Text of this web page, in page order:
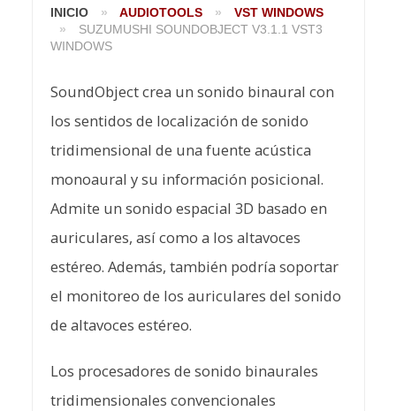
INICIO » AUDIOTOOLS »
VST WINDOWS
»
SUZUMUSHI SOUNDOBJECT V3.1.1 VST3
WINDOWS
SoundObject crea un sonido binaural con
los sentidos de localización de sonido
tridimensional de una fuente acústica
monoaural y su información posicional.
Admite un sonido espacial 3D basado en
auriculares, así como a los altavoces
estéreo. Además, también podría soportar
el monitoreo de los auriculares del sonido
de altavoces estéreo.
Los procesadores de sonido binaurales
tridimensionales convencionales